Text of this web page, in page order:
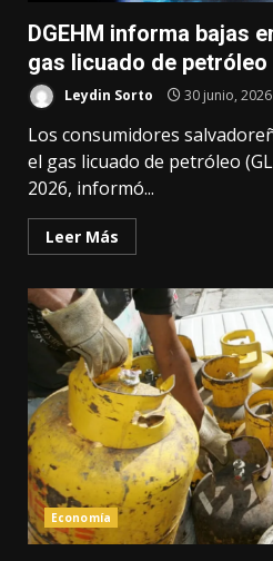
DGEHM informa bajas
gas licuado de petróleo
Leydin Sorto 30 junio, 2026
Los consumidores
el gas licuado de petróleo
2026, informó...
Leer Más
Economía